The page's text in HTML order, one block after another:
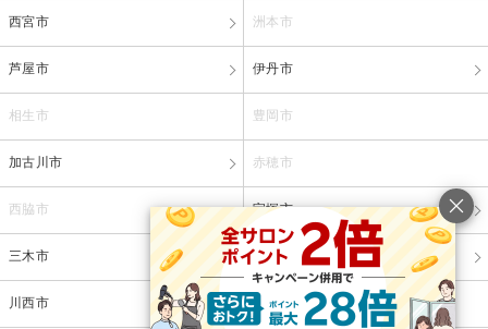
西宮市 洲本市
芦屋市 伊丹市
相生市 豊岡市
加古川市 赤穂市
西脇市 宝塚市
三木市 高砂市
川西市 小野市